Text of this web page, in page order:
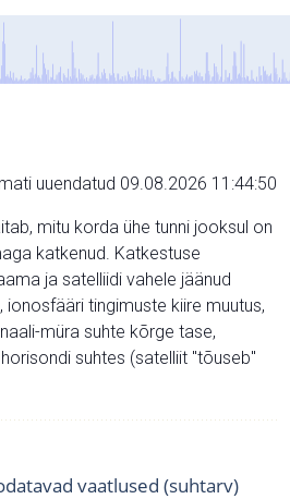
uuendatud 09.08.2026 11:44:50
mitu korda ühe tunni jooksul on
katkenud. Katkestuse
ja satelliidi vahele jäänud
ionosfääri tingimuste kiire muutus,
müra suhte kõrge tase,
suhtes (satelliit "tõuseb"
vaatlused (suhtarv)